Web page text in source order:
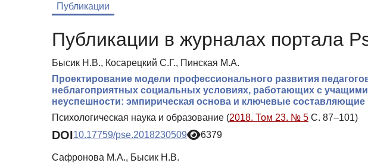
Публикации
Публикации в журналах портала
Бысик Н.В., Косарецкий С.Г., Пинская М.А.
Проектирование модели профессионального развития
неблагоприятных социальных условиях, работающих с
неуспешности: эмпирическая основа и ключевые составляющие
Психологическая наука и образование (2018. Том 23. № 5 С. 87–101)
DOI10.17759/pse.2018230509 6379
Сафронова М.А., Бысик Н.В.